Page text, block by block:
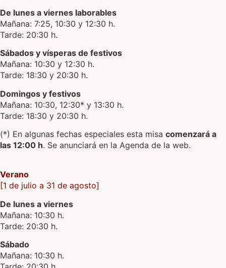
De lunes a viernes laborables
Mañana: 7:25, 10:30 y 12:30 h.
Tarde: 20:30 h.
Sábados y vísperas de festivos
Mañana: 10:30 y 12:30 h.
Tarde: 18:30 y 20:30 h.
Domingos y festivos
Mañana: 10:30, 12:30* y 13:30 h.
Tarde: 18:30 y 20:30 h.
(*) En algunas fechas especiales esta misa comenzará a
las 12:00 h. Se anunciará en la Agenda de la web.
Verano
[1 de julio a 31 de agosto]
De lunes a viernes
Mañana: 10:30 h.
Tarde: 20:30 h.
Sábado
Mañana: 10:30 h.